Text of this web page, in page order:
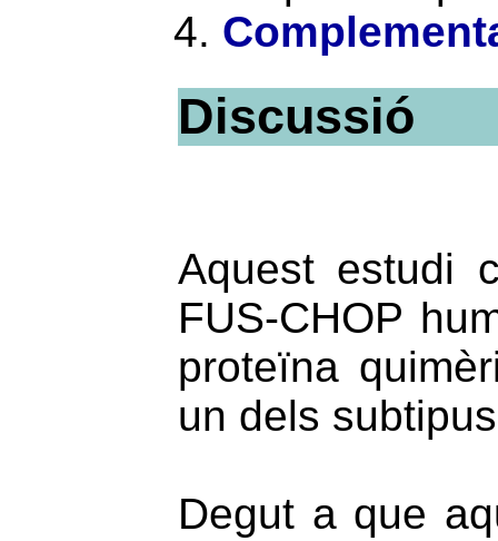
Discussió
Aquest estudi
FUS-CHOP
proteïna
un dels
Degut a que